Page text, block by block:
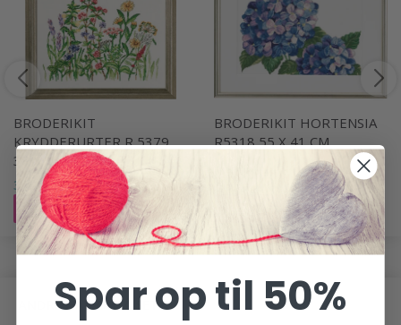
BRODERIKIT
KRYDDERURTER R 5379
38 X 33 CM
375,00 DKK
Læg i kurv
BRODERIKIT HORTENSIA
R5318 55 X 41 CM
ANDRE HAR OGSÅ SET
Spar op til 50%